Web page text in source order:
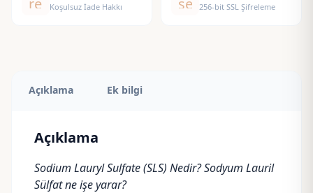
replayKoşulsuz İade Hakkı security
256-bit SSL Şifreleme
Açıklama Ek bilgi
Açıklama
Sodium Lauryl Sulfate(SLS) Nedir?Sodyum Lauril
Sülfatne işe yarar?